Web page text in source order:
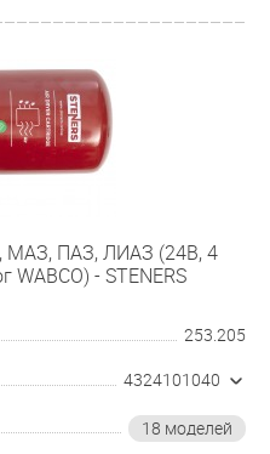
МАЗ, ПАЗ, ЛИАЗ (24В, 4
- STENERS
253.205
4324101040
18 моделей